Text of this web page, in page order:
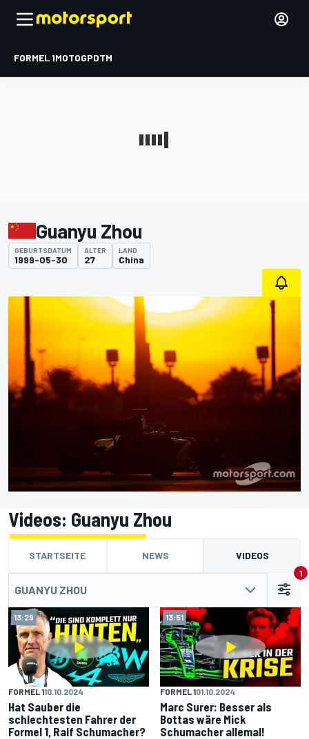
FORMEL 1MOTOGPDTM
Guanyu Zhou
GEBURTSDATUM
1999-05-30
ALTER
27
LAND
China
Videos: Guanyu Zhou
STARTSEITE NEWS VIDEOS
GUANYU ZHOU
1
13:29
FORMEL 110.10.2024
Hat Sauber die
schlechtesten Fahrer der
Formel 1, Ralf Schumacher?
13:51
FORMEL 101.10.2024
Marc Surer: Besser als
Bottas wäre Mick
Schumacher allemal!